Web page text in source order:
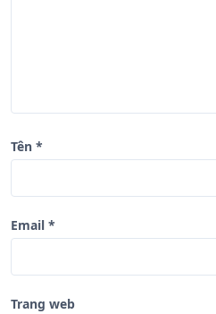
Tên *
Email *
Trang web